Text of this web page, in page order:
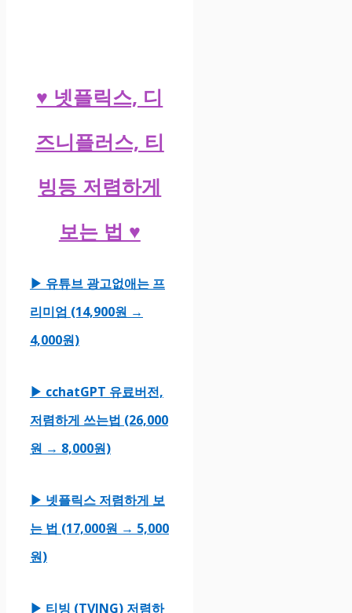
♥ 넷플릭스, 디
즈니플러스, 티
빙등 저렴하게
보는 법 ♥
▶ 유튜브 광고없애는 프
리미엄 (14,900원 →
4,000원)
▶ cchatGPT 유료버전,
저렴하게 쓰는법 (26,000
원 → 8,000원)
▶ 넷플릭스 저렴하게 보
는 법 (17,000원 → 5,000
원)
▶ 티빙 (TVING) 저렴하